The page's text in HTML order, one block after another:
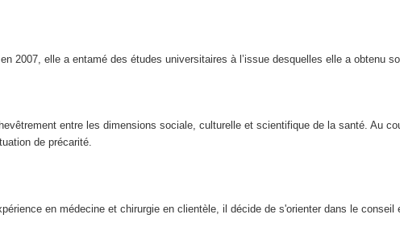
2007, elle a entamé des études universitaires à l’issue desquelles elle a obtenu
entre les dimensions sociale, culturelle et scientifique de la santé. Au
de précarité.
en médecine et chirurgie en clientèle, il décide de s'orienter dans le